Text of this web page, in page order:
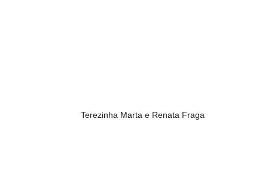
Terezinha Marta e Renata Fraga